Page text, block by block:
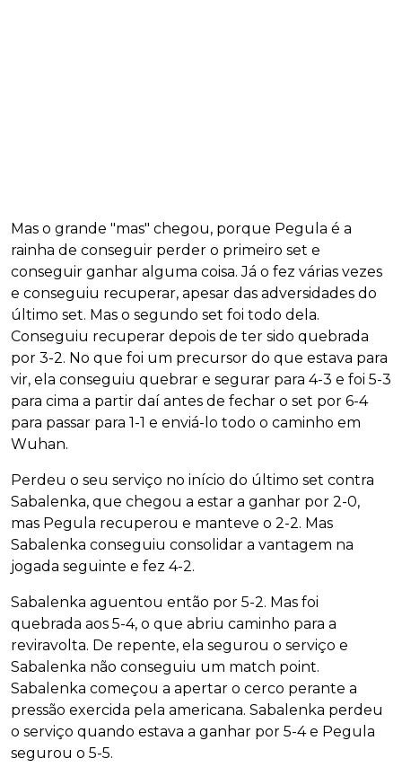
Mas o grande "mas" chegou, porque Pegula é a
rainha de conseguir perder o primeiro set e
conseguir ganhar alguma coisa. Já o fez várias vezes
e conseguiu recuperar, apesar das adversidades do
último set. Mas o segundo set foi todo dela.
Conseguiu recuperar depois de ter sido quebrada
por 3-2. No que foi um precursor do que estava para
vir, ela conseguiu quebrar e segurar para 4-3 e foi 5-3
para cima a partir daí antes de fechar o set por 6-4
para passar para 1-1 e enviá-lo todo o caminho em
Wuhan.
Perdeu o seu serviço no início do último set contra
Sabalenka, que chegou a estar a ganhar por 2-0,
mas Pegula recuperou e manteve o 2-2. Mas
Sabalenka conseguiu consolidar a vantagem na
jogada seguinte e fez 4-2.
Sabalenka aguentou então por 5-2. Mas foi
quebrada aos 5-4, o que abriu caminho para a
reviravolta. De repente, ela segurou o serviço e
Sabalenka não conseguiu um match point.
Sabalenka começou a apertar o cerco perante a
pressão exercida pela americana. Sabalenka perdeu
o serviço quando estava a ganhar por 5-4 e Pegula
segurou o 5-5.